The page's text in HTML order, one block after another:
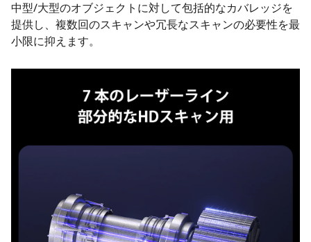
中型/大型のオブジェクトに対して包括的なカバレッジを
提供し、複数回のスキャンや冗長なスキャンの必要性を最
小限に抑えます。